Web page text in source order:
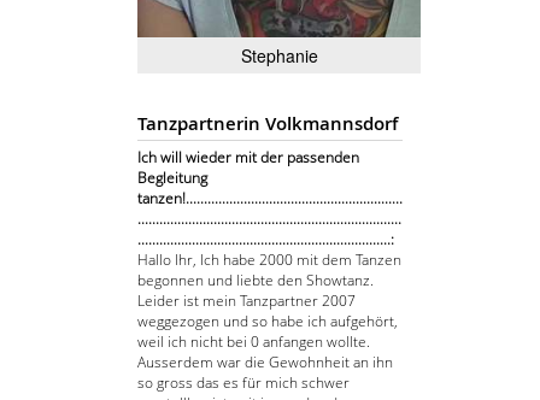
Stephanie
Tanzpartnerin Volkmannsdorf
Ich will wieder mit der passenden
Begleitung
tanzen!............................................................
.........................................................................
......................................................................:
Hallo Ihr, Ich habe 2000 mit dem Tanzen
begonnen und liebte den Showtanz.
Leider ist mein Tanzpartner 2007
weggezogen und so habe ich aufgehört,
weil ich nicht bei 0 anfangen wollte.
Ausserdem war die Gewohnheit an ihn
so gross das es für mich schwer